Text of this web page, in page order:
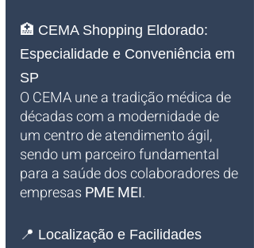
🏥 CEMA Shopping Eldorado:
Especialidade e Conveniência em
SP
O CEMA une a tradição médica de
décadas com a modernidade de
um centro de atendimento ágil,
sendo um parceiro fundamental
para a saúde dos colaboradores de
empresas PME MEI.
📍 Localização e Facilidades